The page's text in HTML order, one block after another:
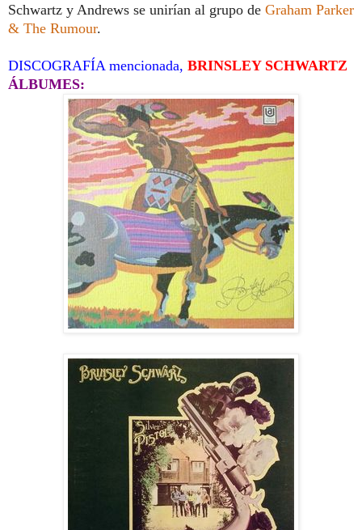
Schwartz y Andrews se unirían al grupo de Graham Parker
& The Rumour.
DISCOGRAFÍA mencionada, BRINSLEY SCHWARTZ
ÁLBUMES: